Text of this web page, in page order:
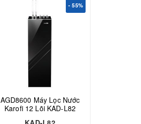
- 55%
AGD8600 Máy Lọc Nước
Karofi 12 Lõi KAD-L82